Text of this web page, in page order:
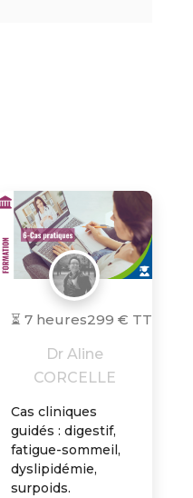
⏳ 7 heures299 € TTC
Dr Aline
CORCELLE
Cas cliniques
guidés : digestif,
fatigue-sommeil,
dyslipidémie,
surpoids.